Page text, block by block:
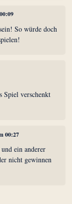
So würde doch
Spiel verschenkt
00:27
ein anderer
nicht gewinnen